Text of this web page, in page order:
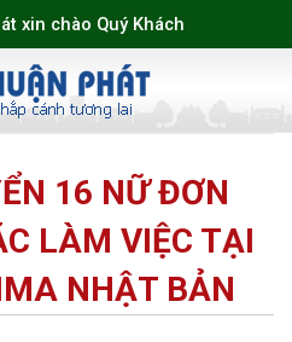
xin chào Quý Khách
16 NỮ ĐƠN
LÀM VIỆC TẠI
NHẬT BẢN